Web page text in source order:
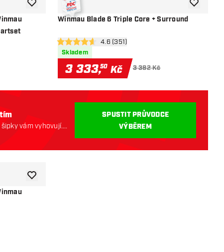
Přidat do seznamu přání
Winmau Blade 6 Triple Core + Surround
otevřít panel recenzí
4.6 hodnoticí hvězdičky
4.6 (351)
Skladem
3 333,50 Kč 3 382 Kč
Přidat do
Přidat do seznamu přání
vám vyhovují.
SPUSTIT PRŮVODCE
VÝBĚREM